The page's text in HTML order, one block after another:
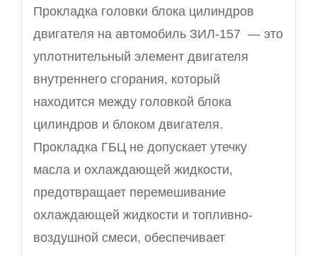
Прокладка головки блока цилиндров
двигателя на автомобиль ЗИЛ-157 — это
уплотнительный элемент двигателя
внутреннего сгорания, который
находится между головкой блока
цилиндров и блоком двигателя.
Прокладка ГБЦ не допускает утечку
масла и охлаждающей жидкости,
предотвращает перемешивание
охлаждающей жидкости и топливно-
воздушной смеси, обеспечивает